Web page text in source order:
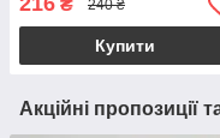
телефон самсунг а14
білий u9h
₴ 240 ₴
Купити
Акційні пропозиції